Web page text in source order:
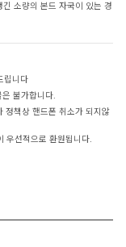
소량의 본드 자국이 있는 경
립니다
불가합니다.
정책상 핸드폰 취소가 되지않
우선적으로 환원됩니다.